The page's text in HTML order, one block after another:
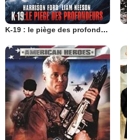
K-19 : le piège des profondeurs